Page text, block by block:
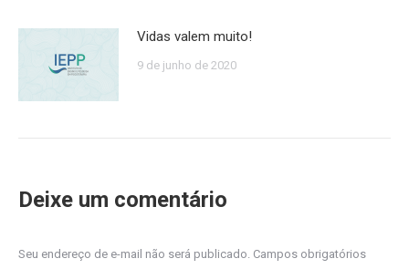
Vidas valem muito!
9 de junho de 2020
Deixe um comentário
Seu endereço de e-mail não será publicado. Campos obrigatórios